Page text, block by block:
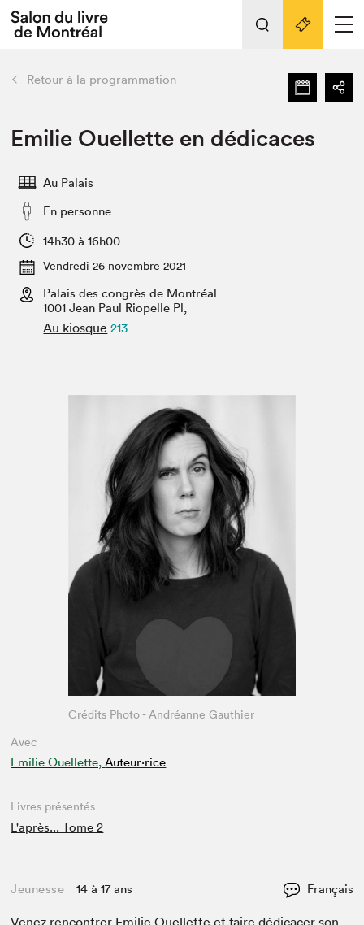
Espace médias
Espace exposant⋅e⋅s
Tout sur l'édition 2022
Actualités
Vidéos et Balados
Club de lecture Braindate
retour Nos activités
Édition 2022
Planifier sa visite
Projets partenaires 2022
Archives
Liens pratiques
Retour à la programmation
Emilie Ouellette en dédicaces
Au Palais
En personne
14h30 à 16h00
Vendredi 26 novembre 2021
Palais des congrès de Montréal
1001 Jean Paul Riopelle Pl,
Au kiosque 213
Avec
Emilie Ouellette, Auteur·rice
Crédits Photo - Andréanne Gauthier
Livres présentés
L'après... Tome 2
Jeunesse 14 à 17 ans Français